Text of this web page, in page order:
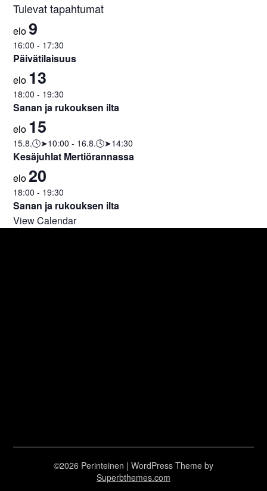
Tulevat tapahtumat
elo9
16:00 - 17:30
Päivätilaisuus
elo 13
18:00 - 19:30
Sanan ja rukouksen ilta
elo 15
15.8.🕓➤10:00 - 16.8.🕓➤14:30
Kesäjuhlat Mertiörannassa
elo20
18:00 - 19:30
Sanan ja rukouksen ilta
View Calendar
©2026 Perinteinen | WordPress Theme by
Superbthemes.com